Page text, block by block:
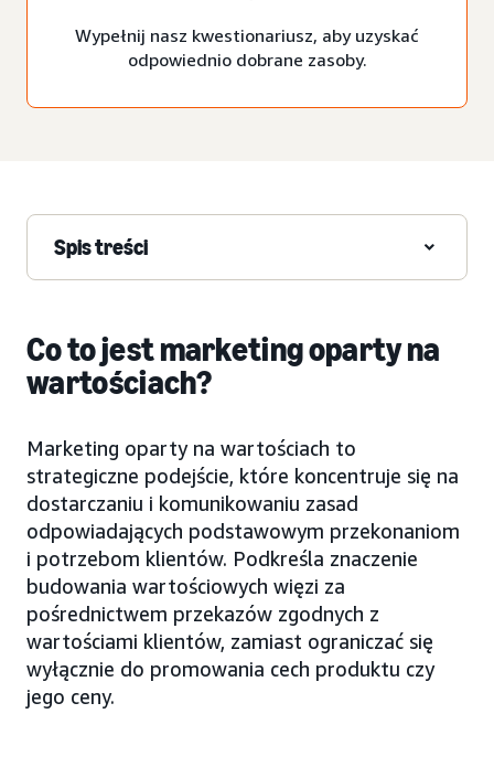
Wypełnij nasz kwestionariusz, aby uzyskać
odpowiednio dobrane zasoby.
Spis treści
Co to jest marketing oparty na
wartościach?
Marketing oparty na wartościach to
strategiczne podejście, które koncentruje się na
dostarczaniu i komunikowaniu zasad
odpowiadających podstawowym przekonaniom
i potrzebom klientów. Podkreśla znaczenie
budowania wartościowych więzi za
pośrednictwem przekazów zgodnych z
wartościami klientów, zamiast ograniczać się
wyłącznie do promowania cech produktu czy
jego ceny.